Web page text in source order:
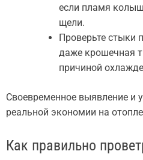
если пламя
щели.
Проверьте стыки
даже крошечная
причиной
Своевременное выявление и
реальной экономии на
Как правильно